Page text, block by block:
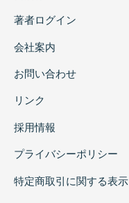
著者ログイン
会社案内
お問い合わせ
リンク
採用情報
プライバシーポリシー
特定商取引に関する表示